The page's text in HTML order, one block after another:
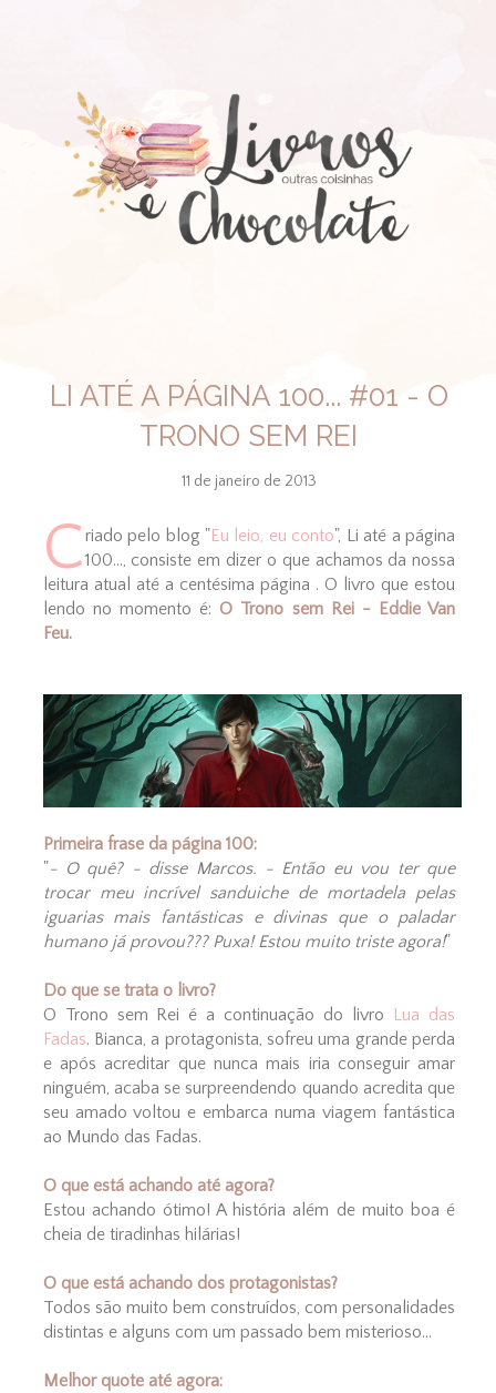
LI ATÉ A PÁGINA 100... #01 - O
TRONO SEM REI
11 de janeiro de 2013
Criado pelo blog "Eu leio, eu conto", Li até a página
100..., consiste em dizer o que achamos da nossa
leitura atual até a centésima página . O livro que estou
lendo no momento é: O Trono sem Rei - Eddie Van
Feu.
Primeira frase da página 100:
"- O quê? - disse Marcos. - Então eu vou ter que
trocar meu incrível sanduiche de mortadela pelas
iguarias mais fantásticas e divinas que o paladar
humano já provou??? Puxa! Estou muito triste agora!"
Do que se trata o livro?
O Trono sem Rei é a continuação do livro Lua das
Fadas. Bianca, a protagonista, sofreu uma grande perda
e após acreditar que nunca mais iria conseguir amar
ninguém, acaba se surpreendendo quando acredita que
seu amado voltou e embarca numa viagem fantástica
ao Mundo das Fadas.
O que está achando até agora?
Estou achando ótimo! A história além de muito boa é
cheia de tiradinhas hilárias!
O que está achando dos protagonistas?
Todos são muito bem construídos, com personalidades
distintas e alguns com um passado bem misterioso...
Melhor quote até agora: